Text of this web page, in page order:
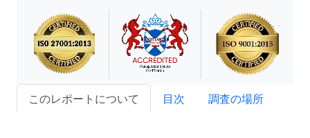
このレポートについて 目次
調査の場所